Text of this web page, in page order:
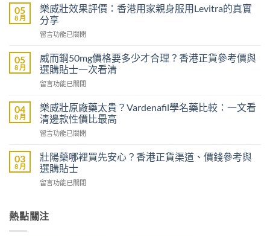
度
雙
效
片
裡
買
先
安
香
港
家
身
分
享
渠
道
05
8 月
樂威壯效果評價：香港用家親身服用Levitra的真實
分享
在
威
壯
效
果
價：
香
港
用
親
身
用
真
留言功能已關閉
05
8 月
威而鋼50mg價格要多少才合理？香港正貨參考價與
選購貼士一次看清
在
而
鋼
50mg
價
要
多
少
才
香
留言功能已關閉
04
8 月
樂威壯原廠藥太貴？Vardenafil學名藥比較：一文看
清邊款性價比最高
在
威
壯
原
廠
貴？
留言功能已關閉
03
8 月
壯陽藥哪裡買先安心？香港正貨渠道、價錢參考與
選購貼士
在
藥
哪
留言功能已關閉
熱點關注